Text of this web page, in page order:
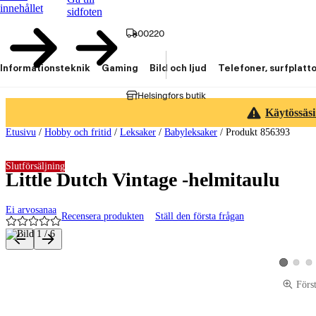
innehållet
sidfoten
00220
Helsingfors butik
Informationsteknik Gaming Bild och ljud Telefoner,
Etusivu / Hobby och fritid / Leksaker / Babyleksaker / Produkt 856393
Little Dutch Vintage -helmitaulu
Ei arvosanaa
Recensera produkten Ställ den första frågan
Slutförsäljning
Produktbilder och videor
VisaVisa